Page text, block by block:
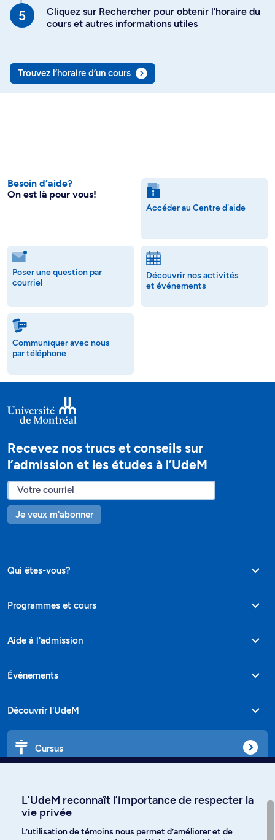
Cliquez sur Rechercher pour obtenir l’horaire du
cours et autres informations utiles
Trouvez l’horaire d’un cours
Besoin d’aide?
On est là pour vous!
Accéder au Centre d'aide
Poser une question par
courriel
Découvrir nos activités
et événements
Communiquer avec nous
par téléphone
Recevez nos trucs et conseils sur
l’admission et les études à l’UdeM
Je veux m'abonner
Qui êtes-vous?
Programmes et cours
Aide à l'admission
Événements
Découvrir l'UdeM
Cursus
L’UdeM reconnaît l’importance de respecter la
vie privée
L’utilisation de témoins nous permet d’améliorer et de